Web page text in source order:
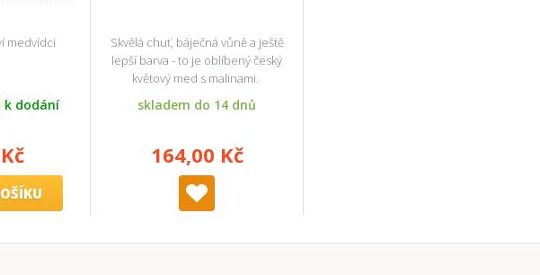
medvídci
k dodání
Skvělá chuť, báječná vůně a ještě
lepší barva - to je oblíbený český
květový med s malinami.
skladem do 14 dnů
164,00 Kč